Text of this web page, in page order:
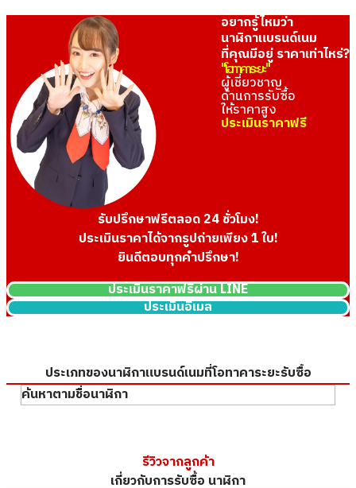
รับซื้อเมื่อ : เมษายน 2026
HERMES Clipper
hermes
สภาพสินค้า S
รายละเอียด แทบไม่ได้ใช้งาน
สาขา
Donki Mall Thon
glor
รับซื้อเมื่อ : เมษายน 2026
BVLGARI Bulgari Bulgari
ยี่ห้อ
bvlgari
สภาพสินค้า A
รายละเอียด ไม่มีรอยขีดข่วนที่เ
ห็นได้ชัด
รับซื้อเมื่อ : เมษายน 2026
สภาพสินค้า S
รายละเอียด แทบไม่ได้ใช้งาน
SEIKO Dive
ยี่ห้อ
seiko
สภาพสินค้า S
สาขา
ประกันหรือกล่อง
・FRANCK MULLER
・JAEGER-LECOULTRE
・GRAND SEIKO
・TAG HEUER
・BREITLING
・CARTIER
・CHANEL
อยากรู้ไหมว่า
นาฬิกาแบรนด์เนม
ที่คุณมีอยู่ ราคาเท่าไหร่?
"โอทาคาระยะ"
ผู้เชี่ยวชาญ
ด้านการรับซื้อ
ให้ราคาสูง
ประเมินราคาฟรี
รับปรึกษาฟรีตลอด 24 ชั่วโมง!
ประเมินราคาได้จากรูปถ่ายเพียง 1 ใบ!
ยินดีตอบทุกคำปรึกษา!
ประเมินราคาฟรีผ่าน LINE
ประเมินอีเมล
ประเภทของนาฬิกาแบรนด์เนมที่โอทาคาระยะรับซื้อ
ค้นหาตามชื่อนาฬิกา
Audemars Piguet
รีวิวจากลูกค้า
เกี่ยวกับการรับซื้อ นาฬิกา